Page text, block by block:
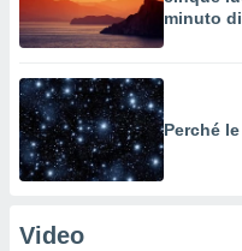
minuto
Perché
Video